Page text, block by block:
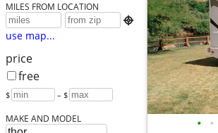
MILES FROM LOCATION

use map...
price
free
$ – $
MAKE AND MODEL • •